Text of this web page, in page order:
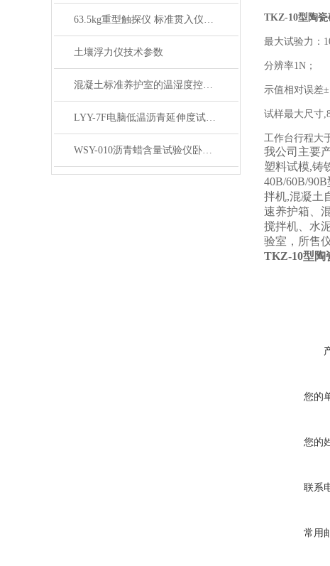
63.5kg重型触探仪 标准贯入仪产品展示
土壤浮力仪技术参数
混凝土标准养护室的温湿度控制技术详解
LYY-7F电脑低温沥青延伸度试验仪（大屏测力打印）展示
WSY-010沥青蜡含量试验仪卧式产品展示
TKZ-10型 陶
最大试验力：
分辨率1N；
示值相对误差
试样最大尺寸
工作台行程大
我公司主要
塑料试模,铸
40B/60B/
拌机,混凝土
速养护箱、
搅拌机、水
验室，所售
TKZ-10型陶
您的
您的
联系
常用